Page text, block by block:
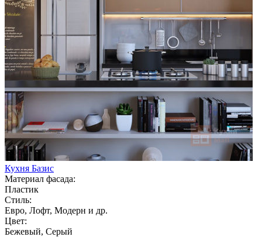
Кухня Базис
Материал фасада:
Пластик
Стиль:
Евро, Лофт, Модерн и др.
Цвет:
Бежевый, Серый